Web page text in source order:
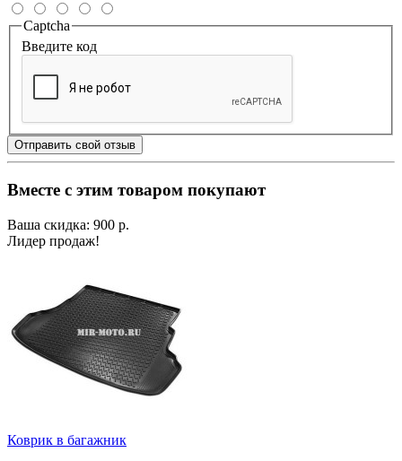
Captcha
Введите код
Отправить свой отзыв
Вместе с этим товаром покупают
Ваша скидка: 900 р.
Лидер продаж!
Коврик в багажник